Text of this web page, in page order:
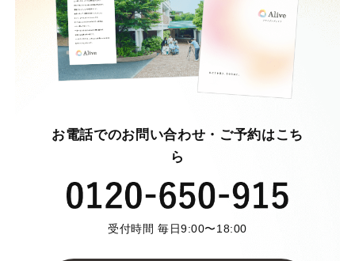
お電話でのお問い合わせ・ご予約はこち
ら
受付時間 毎日9:00〜18:00